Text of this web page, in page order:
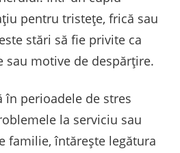
pentru tristețe, frică sau
stări să fie privite ca
sau motive de despărțire.
în perioadele de stres
la serviciu sau
familie, întărește legătura